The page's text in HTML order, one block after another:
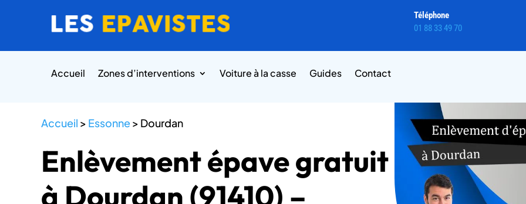
Téléphone
01 88 33 49 70
Accueil Zones d’interventions Voiture à la casse Guides Contact
Accueil > Essonne> Dourdan
Enlèvement épave gratuit
à Dourdan (91410) –